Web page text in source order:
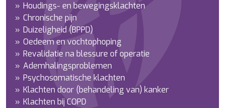
Houdings- en bewegingsklachten
Chronische pijn
Duizeligheid (BPPD)
Oedeem en vochtophoping
Revalidatie na blessure of operatie
Ademhalingsproblemen
Psychosomatische klachten
Klachten door (behandeling van) kanker
Klachten bij COPD